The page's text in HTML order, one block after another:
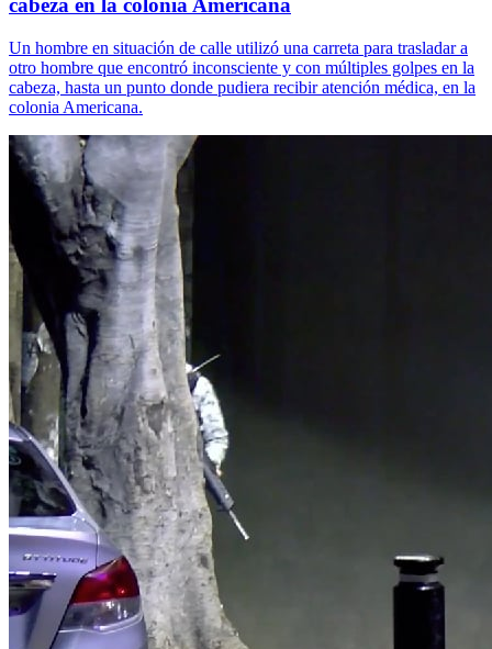
cabeza en la colonia Americana
Un hombre en situación de calle utilizó una carreta para trasladar a
otro hombre que encontró inconsciente y con múltiples golpes en la
cabeza, hasta un punto donde pudiera recibir atención médica, en la
colonia Americana.